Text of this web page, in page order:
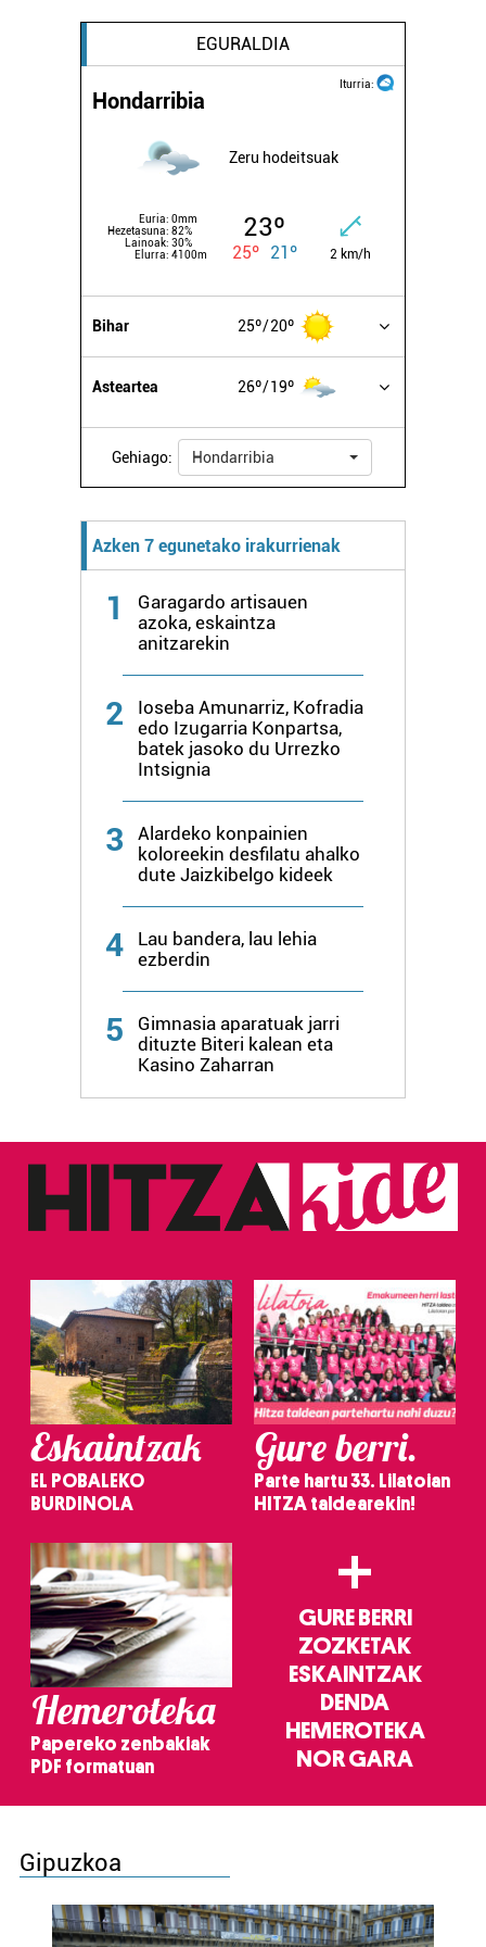
EGURALDIA
Iturria:
Hondarribia
Zeru hodeitsuak
Euria: 0mm
Hezetasuna: 82%
Lainoak: 30%
Elurra: 4100m
23º
25º 21º 2 km/h
Bihar 25º 20º
Asteartea 26º 19º
Gehiago: Hondarribia
Azken 7 egunetako irakurrienak
1
Garagardo artisauen
azoka, eskaintza
anitzarekin
2
Ioseba Amunarriz, Kofradia
edo Izugarria Konpartsa,
batek jasoko du Urrezko
Intsignia
3
Alardeko konpainien
koloreekin desfilatu ahalko
dute Jaizkibelgo kideek
4
Lau bandera, lau lehia
ezberdin
5
Gimnasia aparatuak jarri
dituzte Biteri kalean eta
Kasino Zaharran
Eskaintzak
EL POBALEKO
BURDINOLA
Gure berri.
Parte hartu 33. Lilatoian
HITZA taldearekin!
Hemeroteka
Papereko zenbakiak
PDF formatuan
+
GURE BERRI
ZOZKETAK
ESKAINTZAK
DENDA
HEMEROTEKA
NOR GARA
Gipuzkoa